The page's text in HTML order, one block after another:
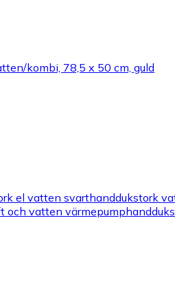
kombi, 78,5 x 50 cm, guld
el vatten svarthanddukstork
och vatten värmepump